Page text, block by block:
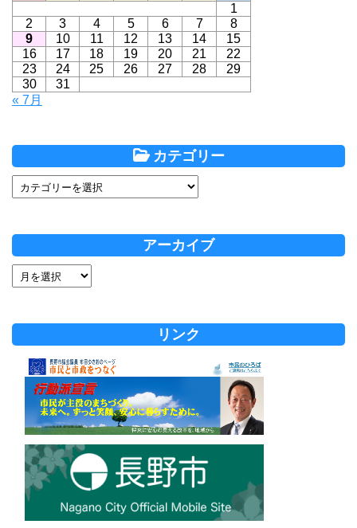
1
2
3 4 5 6 7
8
9
10 11 12 13 14
15
16
17 18 19 20 21
22
23
24 25 26 27 28
29
30
31
« 7月
カテゴリー
アーカイブ
リンク